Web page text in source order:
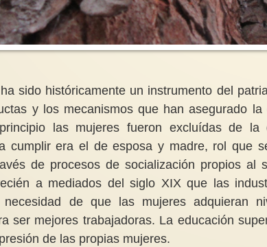
sido históricamente un instrumento del
y los mecanismos que han asegurado
las mujeres fueron excluídas de
cumplir era el de esposa y madre, rol que
de procesos de socialización propios al
a mediados del siglo XIX que las
necesidad de que las mujeres adquieran
ser mejores trabajadoras. La educación
de las propias mujeres.
Jane Austen es rosa,
y aparte?
“Es una verdad